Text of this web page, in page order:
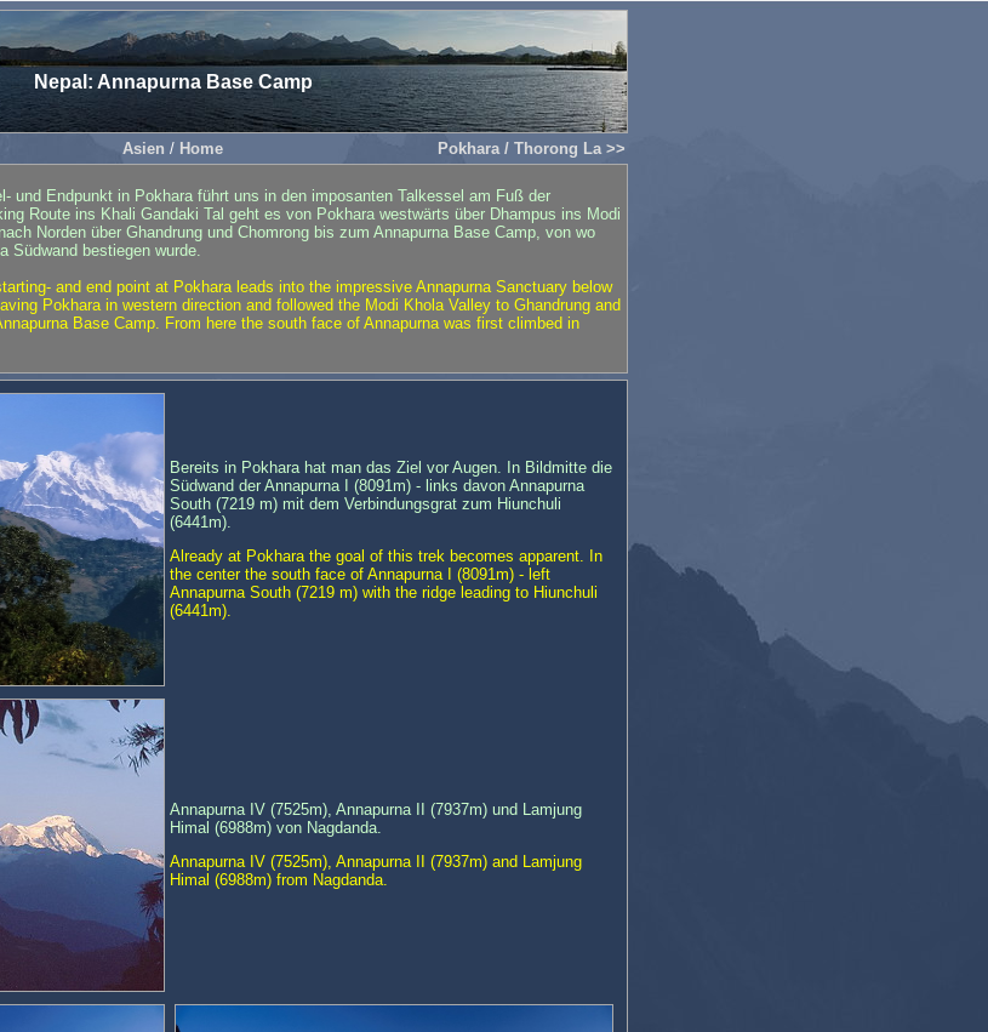
Nepal: Annapurna Base Camp
Asien / Home Pokhara / Thorong La >>
und Endpunkt in Pokhara führt uns in den imposanten Talkessel am Fuß der
Route ins Khali Gandaki Tal geht es von Pokhara westwärts über Dhampus ins Modi
Norden über Ghandrung und Chomrong bis zum Annapurna Base Camp, von wo
Südwand bestiegen wurde.
and end point at Pokhara leads into the impressive Annapurna Sanctuary below
Pokhara in western direction and followed the Modi Khola Valley to Ghandrung and
Base Camp. From here the south face of Annapurna was first climbed in
Bereits in Pokhara hat man das Ziel vor Augen. In Bildmitte die
Südwand der Annapurna I (8091m) - links davon Annapurna
South (7219 m) mit dem Verbindungsgrat zum Hiunchuli
(6441m).
Already at Pokhara the goal of this trek becomes apparent. In
the center the south face of Annapurna I (8091m) - left
Annapurna South (7219 m) with the ridge leading to Hiunchuli
(6441m).
Annapurna IV (7525m), Annapurna II (7937m) und Lamjung
Himal (6988m) von Nagdanda.
Annapurna IV (7525m), Annapurna II (7937m) and Lamjung
Himal (6988m) from Nagdanda.